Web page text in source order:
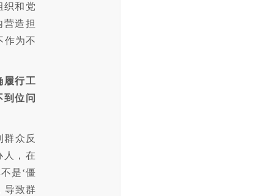
和党
营造担
作为不
履行工
位问
群众反
人，在
是‘僵
导致群